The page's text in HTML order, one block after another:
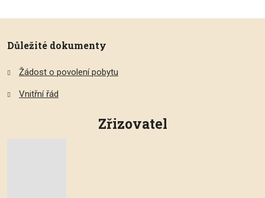
Důležité dokumenty
Žádost o povolení pobytu
Vnitřní řád
Zřizovatel